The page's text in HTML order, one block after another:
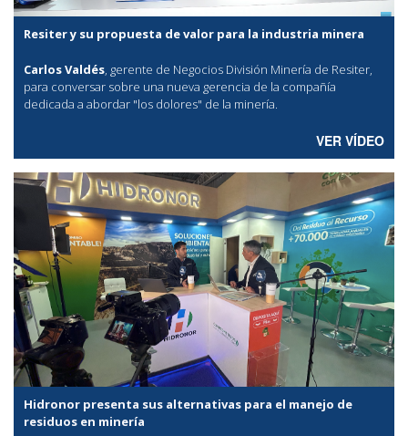
Resiter y su propuesta de valor para la industria minera
Carlos Valdés, gerente de Negocios División Minería de Resiter,
para conversar sobre una nueva gerencia de la compañía
dedicada a abordar "los dolores" de la minería.
VER VÍDEO
Hidronor presenta sus alternativas para el manejo de
residuos en minería